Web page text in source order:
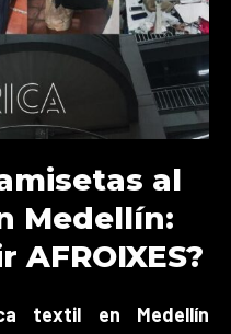
al
Medellín:
textil en Medellín